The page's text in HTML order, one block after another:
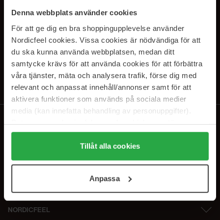
Denna webbplats använder cookies
För att ge dig en bra shoppingupplevelse använder
Nordicfeel cookies. Vissa cookies är nödvändiga för att
du ska kunna använda webbplatsen, medan ditt
samtycke krävs för att använda cookies för att förbättra
våra tjänster, mäta och analysera trafik, förse dig med
relevant och anpassat innehåll/annonser samt för att
aktivera funktioner som används på sociala medier
media (kan innefatta behandling av personuppgifter).
Genom att trycka på "Tillåt alla cookies" accepterar du
alla cookies, medan du under "Detaljer" kan anpassa
användningen av cookies. Du kan när som helst återkalla
samt vår Integritetspolicy.
Tillåt alla cookies
Anpassa
SUBSCRIBE TO OUR
NEWSLETTER
E-postadresse
Ved å abonnere godtar du vårpersonvernerklæring. Du kan melde deg
NORDICFEEL